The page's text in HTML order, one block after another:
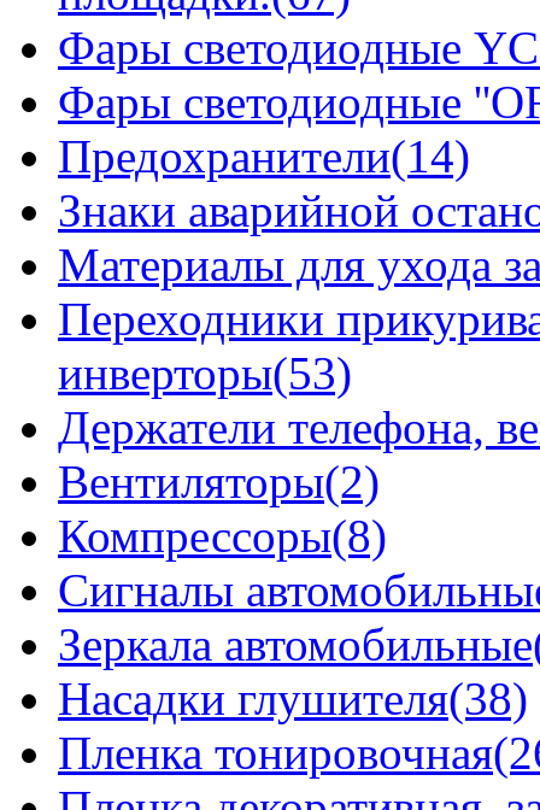
Фары светодиодные
Фары светодиодные
Предохранители(14)
Знаки аварийной
Материалы для ухода
Переходники
инверторы(53)
Держатели телефона,
Вентиляторы(2)
Компрессоры(8)
Сигналы
Зеркала
Насадки глушителя(38)
Пленка